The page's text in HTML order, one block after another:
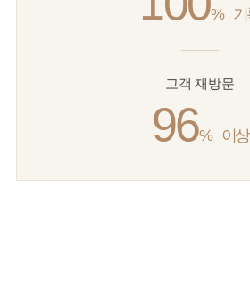
%
고객 재방문
96% 이상